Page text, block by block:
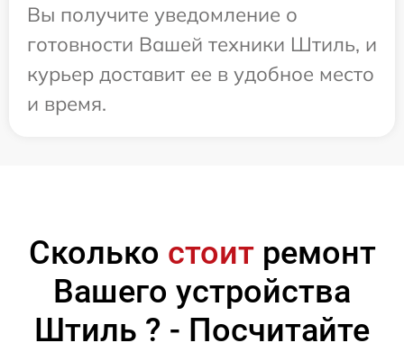
Вы получите уведомление о
готовности Вашей техники Штиль, и
курьер доставит ее в удобное место
и время.
Сколько стоитремонт
Вашего устройства
Штиль ? - Посчитайте